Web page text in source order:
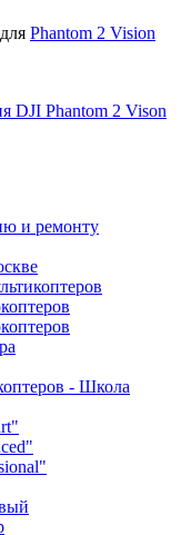
Phantom 2 Vision
и ремонту
- Школа